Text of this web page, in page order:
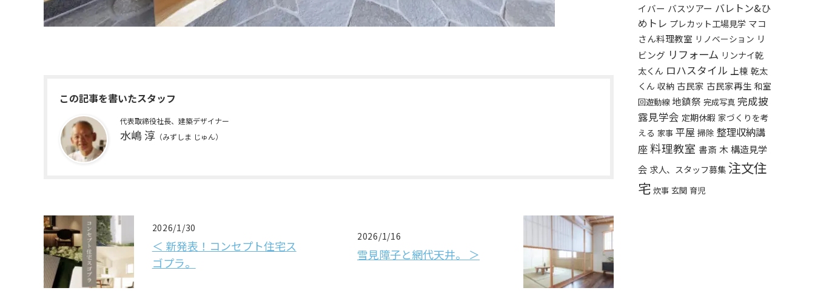
この記事を書いたスタッフ
代表取締役社長、建築デザイナー
水嶋 淳 （みずしま じゅん）
2026/1/30
＜ 新発表！コンセプト住宅ス
ゴプラ。
2026/1/16
雪見障子と網代天井。 ＞
イバー バスツアー バレトン&ひ
めトレ プレカット工場見学 マコ
さん料理教室 リノベーション リ
ビング リフォーム リンナイ乾
太くん ロハスタイル 上棟 乾太
くん 収納 古民家 古民家再生 和室
回遊動線 地鎮祭 完成写真 完成披
露見学会 定期休暇 家づくりを考
える 家事 平屋 掃除 整理収納講
座料理教室 書斎 木構造見学
会 求人、スタッフ募集注文住
宅 炊事 玄関 育児